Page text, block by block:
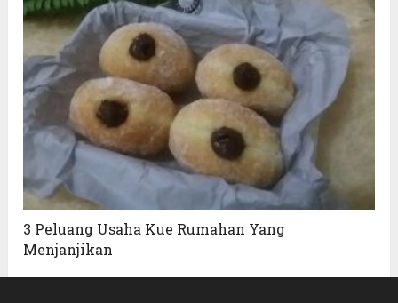
3 Peluang Usaha Kue Rumahan Yang
Menjanjikan